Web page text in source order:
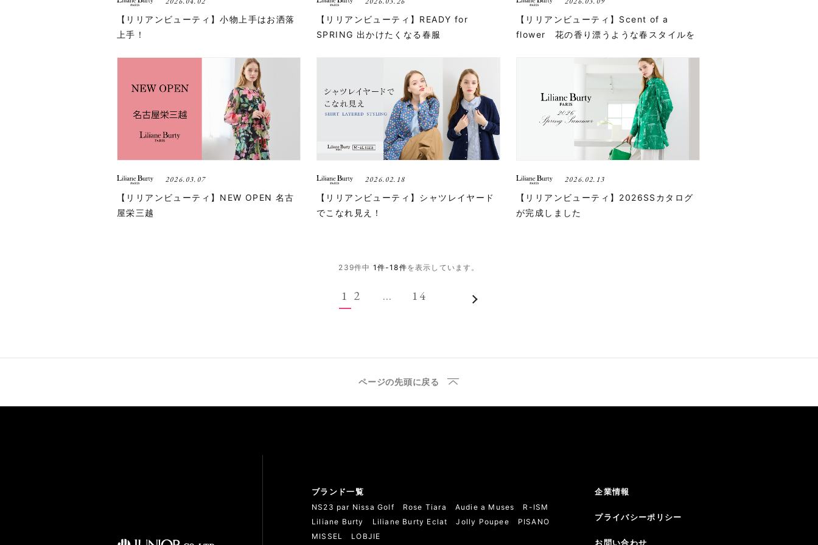
【リリアンビューティ】小物上手はお洒落
上手！
【リリアンビューティ】READY for
SPRING 出かけたくなる春服
【リリアンビューティ】Scent of a
flower 花の香り漂うような春スタイルを
2026.03.07
【リリアンビューティ】NEW OPEN 名古
屋栄三越
2026.02.18
【リリアンビューティ】シャツレイヤード
でこなれ見え！
2026.02.13
【リリアンビューティ】2026SSカタログ
が完成しました
239件中 1件-18件を表示しています。
1 2 … 14
ページの先頭に戻る
ブランド一覧
NS23 par Nissa Golf Rose Tiara Audie a Muses
R-ISM
Liliane Burty
Liliane Burty Eclat Jolly Poupee
PISANO
MISSEL
LOBJIE
企業情報
プライバシーポリシー
お問い合わせ